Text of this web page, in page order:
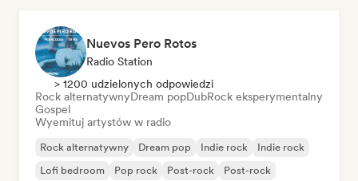
Nuevos Pero Rotos
Radio Station
> 1200 udzielonych odpowiedzi
Rock alternatywnyDream popDubRock eksperymentalny
Gospel
Wyemituj artystów w radio
Rock alternatywny Dream pop Indie rock
Indie rock
Lofi bedroom
Pop rock Post-rock Post-rock